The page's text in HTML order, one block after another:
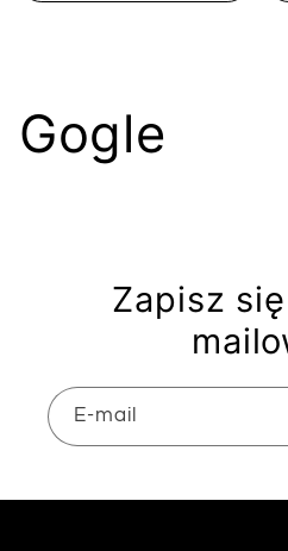
K
j
Gogle
Zapisz
E-mail